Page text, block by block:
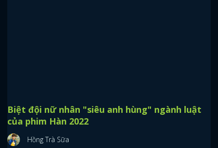
Biệt đội nữ nhân "siêu anh hùng" ngành luật
của phim Hàn 2022
Hồng Trà Sữa